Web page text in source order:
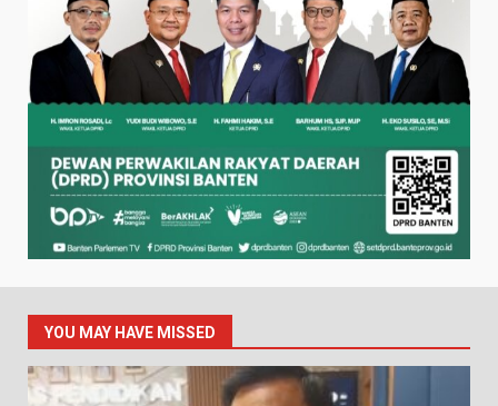
YOU MAY HAVE MISSED